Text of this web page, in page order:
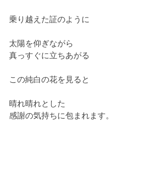
乗り越えた証のように
太陽を仰ぎながら
真っすぐに立ちあがる
この純白の花を見ると
晴れ晴れとした
感謝の気持ちに包まれます。